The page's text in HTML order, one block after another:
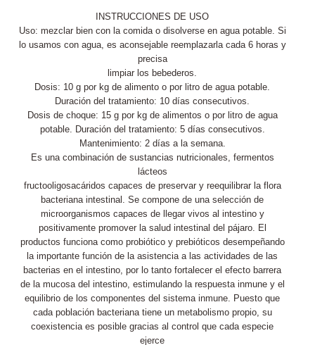
INSTRUCCIONES DE USO
Uso: mezclar bien con la comida o disolverse en agua potable. Si
lo usamos con agua, es aconsejable reemplazarla cada 6 horas y
precisa
limpiar los bebederos.
Dosis: 10 g por kg de alimento o por litro de agua potable.
Duración del tratamiento: 10 días consecutivos.
Dosis de choque: 15 g por kg de alimentos o por litro de agua
potable. Duración del tratamiento: 5 días consecutivos.
Mantenimiento: 2 días a la semana.
Es una combinación de sustancias nutricionales, fermentos
lácteos
fructooligosacáridos capaces de preservar y reequilibrar la flora
bacteriana intestinal. Se compone de una selección de
microorganismos capaces de llegar vivos al intestino y
positivamente promover la salud intestinal del pájaro. El
productos funciona como probiótico y prebióticos desempeñando
la importante función de la asistencia a las actividades de las
bacterias en el intestino, por lo tanto fortalecer el efecto barrera
de la mucosa del intestino, estimulando la respuesta inmune y el
equilibrio de los componentes del sistema inmune. Puesto que
cada población bacteriana tiene un metabolismo propio, su
coexistencia es posible gracias al control que cada especie
ejerce